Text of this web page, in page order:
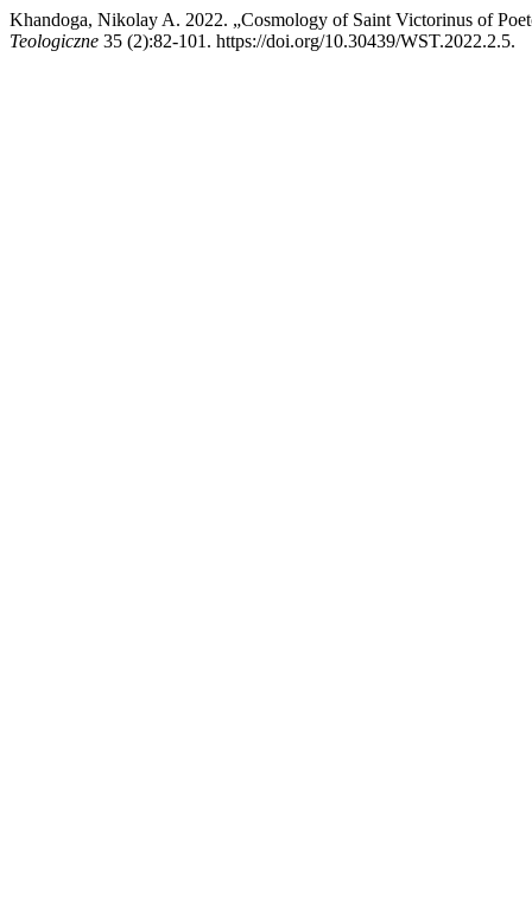
Khandoga, Nikolay A. 2022. „Cosmology of Saint Victorinus of
Teologiczne 35 (2):82-101. https://doi.org/10.30439/WST.2022.2.5.